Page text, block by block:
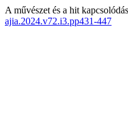
A művészet és a hit
ajia.2024.v72.i3.pp431-447